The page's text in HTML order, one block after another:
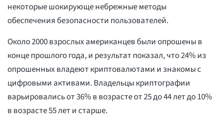
некоторые шокирующе небрежные методы
обеспечения безопасности пользователей.
Около 2000 взрослых американцев были опрошены в
конце прошлого года, и результат показал, что 24% из
опрошенных владеют криптовалютами и знакомы с
цифровыми активами. Владельцы криптографии
варьировались от 36% в возрасте от 25 до 44 лет до 10%
в возрасте 55 лет и старше.